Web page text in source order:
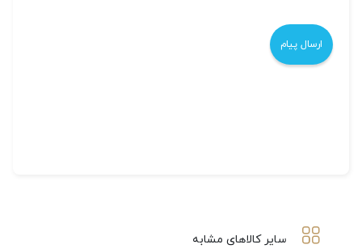
سایر کالاهای مشابه